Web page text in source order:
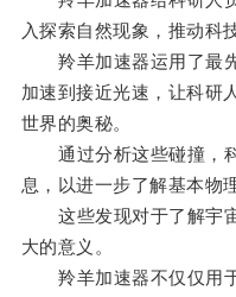
入探索自然现象，推动科
羚羊加速器运用了最先
加速到接近光速，让科研
世界的奥秘。
通过分析这些碰撞，科
息，以进一步了解基本物
这些发现对于了解宇宙
大的意义。
羚羊加速器不仅仅用于